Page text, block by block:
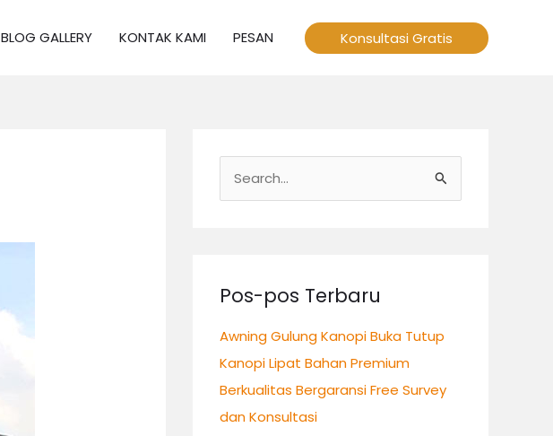
BLOG GALLERY KONTAK KAMI PESAN Konsultasi Gratis
u
t
u
k
:
Pos-pos Terbaru
Awning Gulung Kanopi Buka Tutup
Kanopi Lipat Bahan Premium
Berkualitas Bergaransi Free Survey
dan Konsultasi